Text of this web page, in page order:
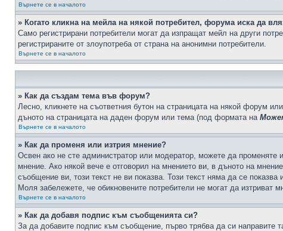
Върнете се в началото
» Когато кликна на мейла на някой потребител, форума иска да
Само регистрирани потребители могат да изпращат мейл на други
регистрираните от злоупотреба от страна на анонимни потребители.
Върнете се в началото
» Как да създам тема във форум?
Лесно, кликнете на съответния бутон на страницата на някой форум
дъното на страницата на даден форум или тема (под формата на
Върнете се в началото
» Как да променя или изтрия мнение?
Освен ако не сте администратор или модератор, можете да променяте
мнение. Ако някой вече е отговорил на мнението ви, в дъното на
съобщение ви, този текст не ви показва. Този текст няма да се
Моля забележете, че обикновените потребители не могат да изтриват
Върнете се в началото
» Как да добавя подпис към съобщенията си?
За да добавите подпис към съобщение, първо трябва да си